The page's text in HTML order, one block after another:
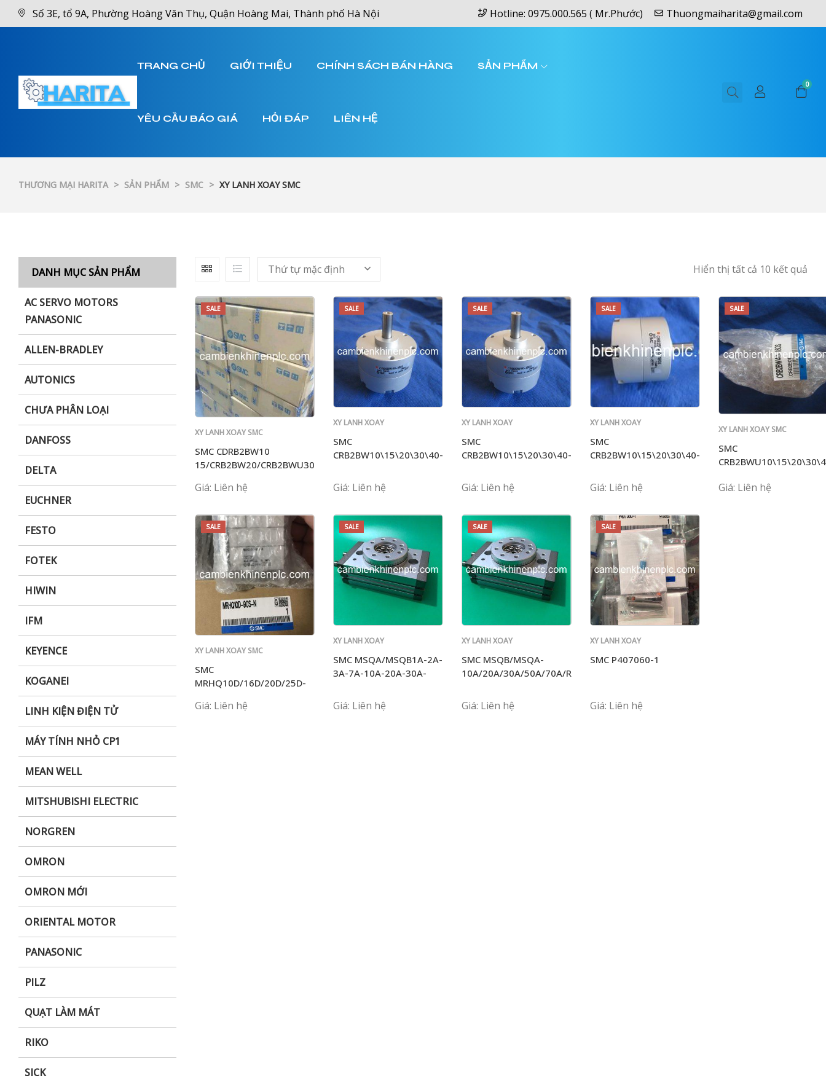
Số 3E, tổ 9A, Phường Hoàng Văn Thụ, Quận Hoàng Mai, Thành phố Hà Nội Hotline: 0975.000.565 ( Mr.Phước) Thuongmaiharita@gmail.com
TRANG CHỦ GIỚI THIỆU CHÍNH SÁCH BÁN HÀNG SẢN PHẨM
YÊU CẦU BÁO GIÁ HỎI ĐÁP LIÊN HỆ
0
THƯƠNG MẠI HARITA > SẢN PHẨM > SMC > XY LANH XOAY SMC
DANH MỤC SẢN PHẨM
AC SERVO MOTORS
PANASONIC
ALLEN-BRADLEY
AUTONICS
CHƯA PHÂN LOẠI
DANFOSS
DELTA
EUCHNER
FESTO
FOTEK
HIWIN
IFM
KEYENCE
KOGANEI
LINH KIỆN ĐIỆN TỬ
MÁY TÍNH NHỎ CP1
MEAN WELL
MITSHUBISHI ELECTRIC
NORGREN
OMRON
OMRON MỚI
ORIENTAL MOTOR
PANASONIC
PILZ
QUẠT LÀM MÁT
RIKO
SICK
Hiển thị tất cả 10 kết quả
Thứ tự mặc định
SALE
XY LANH XOAY SMC
SMC CDRB2BW10
15/CRB2BW20/CRB2BWU30
Giá: Liên hệ
SALE
XY LANH XOAY
SMC
CRB2BW10\15\20\30\40-
Giá: Liên hệ
SALE
XY LANH XOAY
SMC
CRB2BW10\15\20\30\40-
Giá: Liên hệ
SALE
XY LANH XOAY
SMC
CRB2BW10\15\20\30\40-
Giá: Liên hệ
SALE
XY LANH XOAY SMC
SMC
Giá: Liên hệ
SALE
XY LANH XOAY SMC
SMC
MRHQ10D/16D/20D/25D-
Giá: Liên hệ
SALE
XY LANH XOAY
SMC MSQA/MSQB1A-2A-
3A-7A-10A-20A-30A-
Giá: Liên hệ
SALE
XY LANH XOAY
SMC MSQB/MSQA-
10A/20A/30A/50A/70A/R
Giá: Liên hệ
SALE
XY LANH XOAY
SMC P407060-1
Giá: Liên hệ
XNK